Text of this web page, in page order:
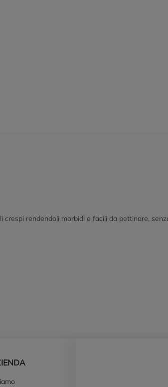
rendendoli morbidi e facili da pettinare,